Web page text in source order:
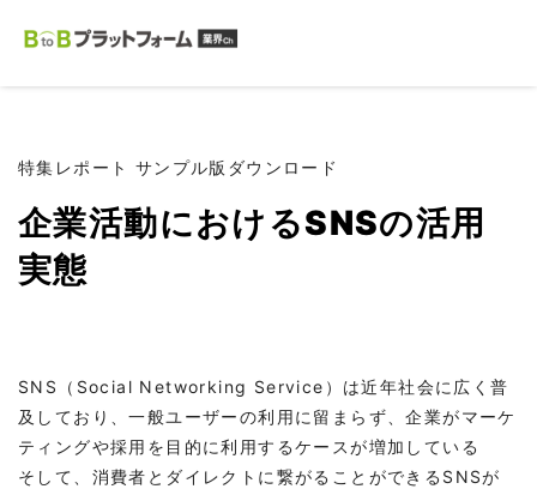
特集レポート サンプル版ダウンロード
企業活動におけるSNSの活用
実態
SNS（Social Networking Service）は近年社会に広く普
及しており、一般ユーザーの利用に留まらず、企業がマーケ
ティングや採用を目的に利用するケースが増加している
そして、消費者とダイレクトに繋がることができるSNSが